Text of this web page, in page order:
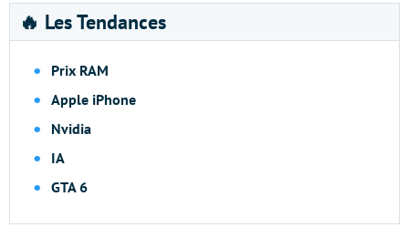
🔥 Les Tendances
Prix RAM
Apple iPhone
Nvidia
IA
GTA 6